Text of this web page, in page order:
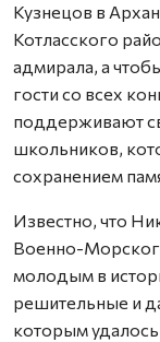
Кузнецов в
Котласского
адмирала, а
гости со всех
поддерживают
школьников,
сохранением
Известно, что
Военно-
молодым в
решительные и
которым